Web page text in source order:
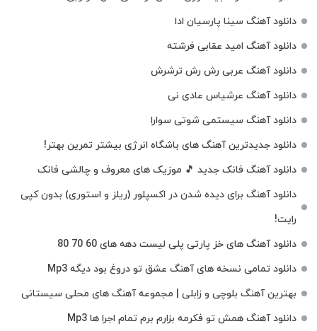
دانلود آهنگ سینا پارسیان ادا
دانلود آهنگ امید عقابی فرشته
دانلود آهنگ عربی رش رش ترشرش
دانلود آهنگ عرشیاس عادی نی
دانلود آهنگ سیستمی شوتی سوارا
دانلود جدیدترین آهنگ‌ های باشگاه انرژی بیشتر تمرین بهتر!
دانلود آهنگ فانک جدید 🎵 موزیک‌ های معروف و چالشی فانک
دانلود آهنگ برای دیده شدن در اکسپلور (ریلز و استوری) بدون کپی
رایت!
دانلود آهنگ های خز پارتی پلی لیست دهه های 60 70 80
دانلود تمامی نسخه های آهنگ عشق تو دروغ بود دیگه Mp3
بهترین آهنگ بلوچی و زابلی | مجموعه آهنگ‌ های محلی سیستانی
دانلود آهنگ همش تو فکرمه بزارم برم تمام اجرا ها Mp3